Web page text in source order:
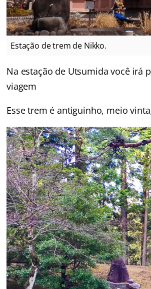
Estação de trem de Nikko.
Na estação de Utsumida você irá
viagem
Esse trem é antiguinho, meio